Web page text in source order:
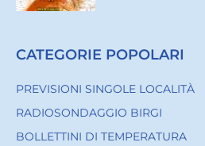
CATEGORIE POPOLARI
PREVISIONI SINGOLE LOCALITÀ
RADIOSONDAGGIO BIRGI
BOLLETTINI DI TEMPERATURA